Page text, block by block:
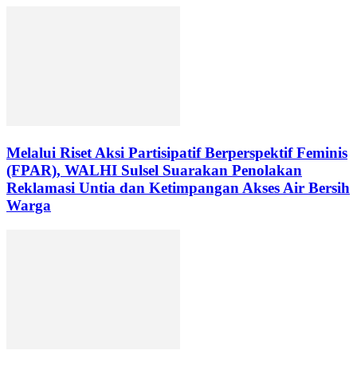
Melalui Riset Aksi Partisipatif Berperspektif Feminis
(FPAR), WALHI Sulsel Suarakan Penolakan
Reklamasi Untia dan Ketimpangan Akses Air Bersih
Warga